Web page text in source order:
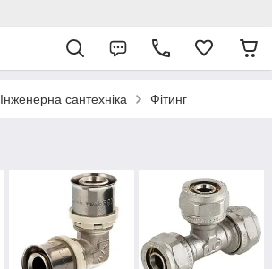
Інженерна сантехніка Фітинг